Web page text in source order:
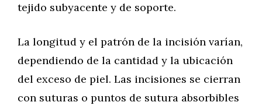
tejido subyacente y de soporte.
La longitud y el patrón de la incisión varían,
dependiendo de la cantidad y la ubicación
del exceso de piel. Las incisiones se cierran
con suturas o puntos de sutura absorbibles